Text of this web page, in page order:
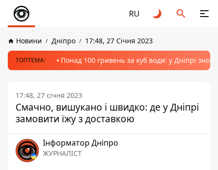
RU
Новини Дніпро 17:48, 27 Січня 2023
ТОПТЕМА: Понад 100 гривень за куб води: у Дніпрі
17:48, 27 січня 2023
Смачно, вишукано і швидко: де у Дніпрі
замовити їжу з доставкою
Інформатор Дніпро
ЖУРНАЛІСТ